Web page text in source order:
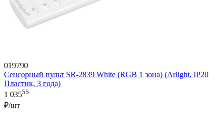
019790
Сенсорный пульт SR-2839 White (RGB 1 зона) (Arlight, IP20
Пластик, 3 года)
1 03555
₽/шт